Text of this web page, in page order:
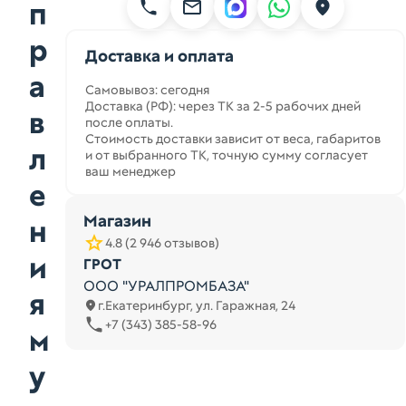
п
р
а
в
л
е
н
и
я
м
у
Доставка и оплата
Самовывоз: сегодня
Доставка (РФ): через ТК за 2-5 рабочих дней
после оплаты.
Стоимость доставки зависит от веса, габаритов
и от выбранного ТК, точную сумму согласует
ваш менеджер
Магазин
4.8 (2 946 отзывов)
ГРОТ
ООО "УРАЛПРОМБАЗА"
г.Екатеринбург, ул. Гаражная, 24
+7 (343) 385-58-96